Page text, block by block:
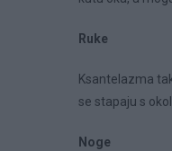
Ruke
Ksantelazma
se stapaju s
Noge